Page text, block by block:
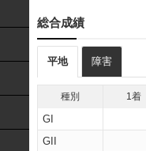
総合成績
平地 障害
種別 1着
GI
GII